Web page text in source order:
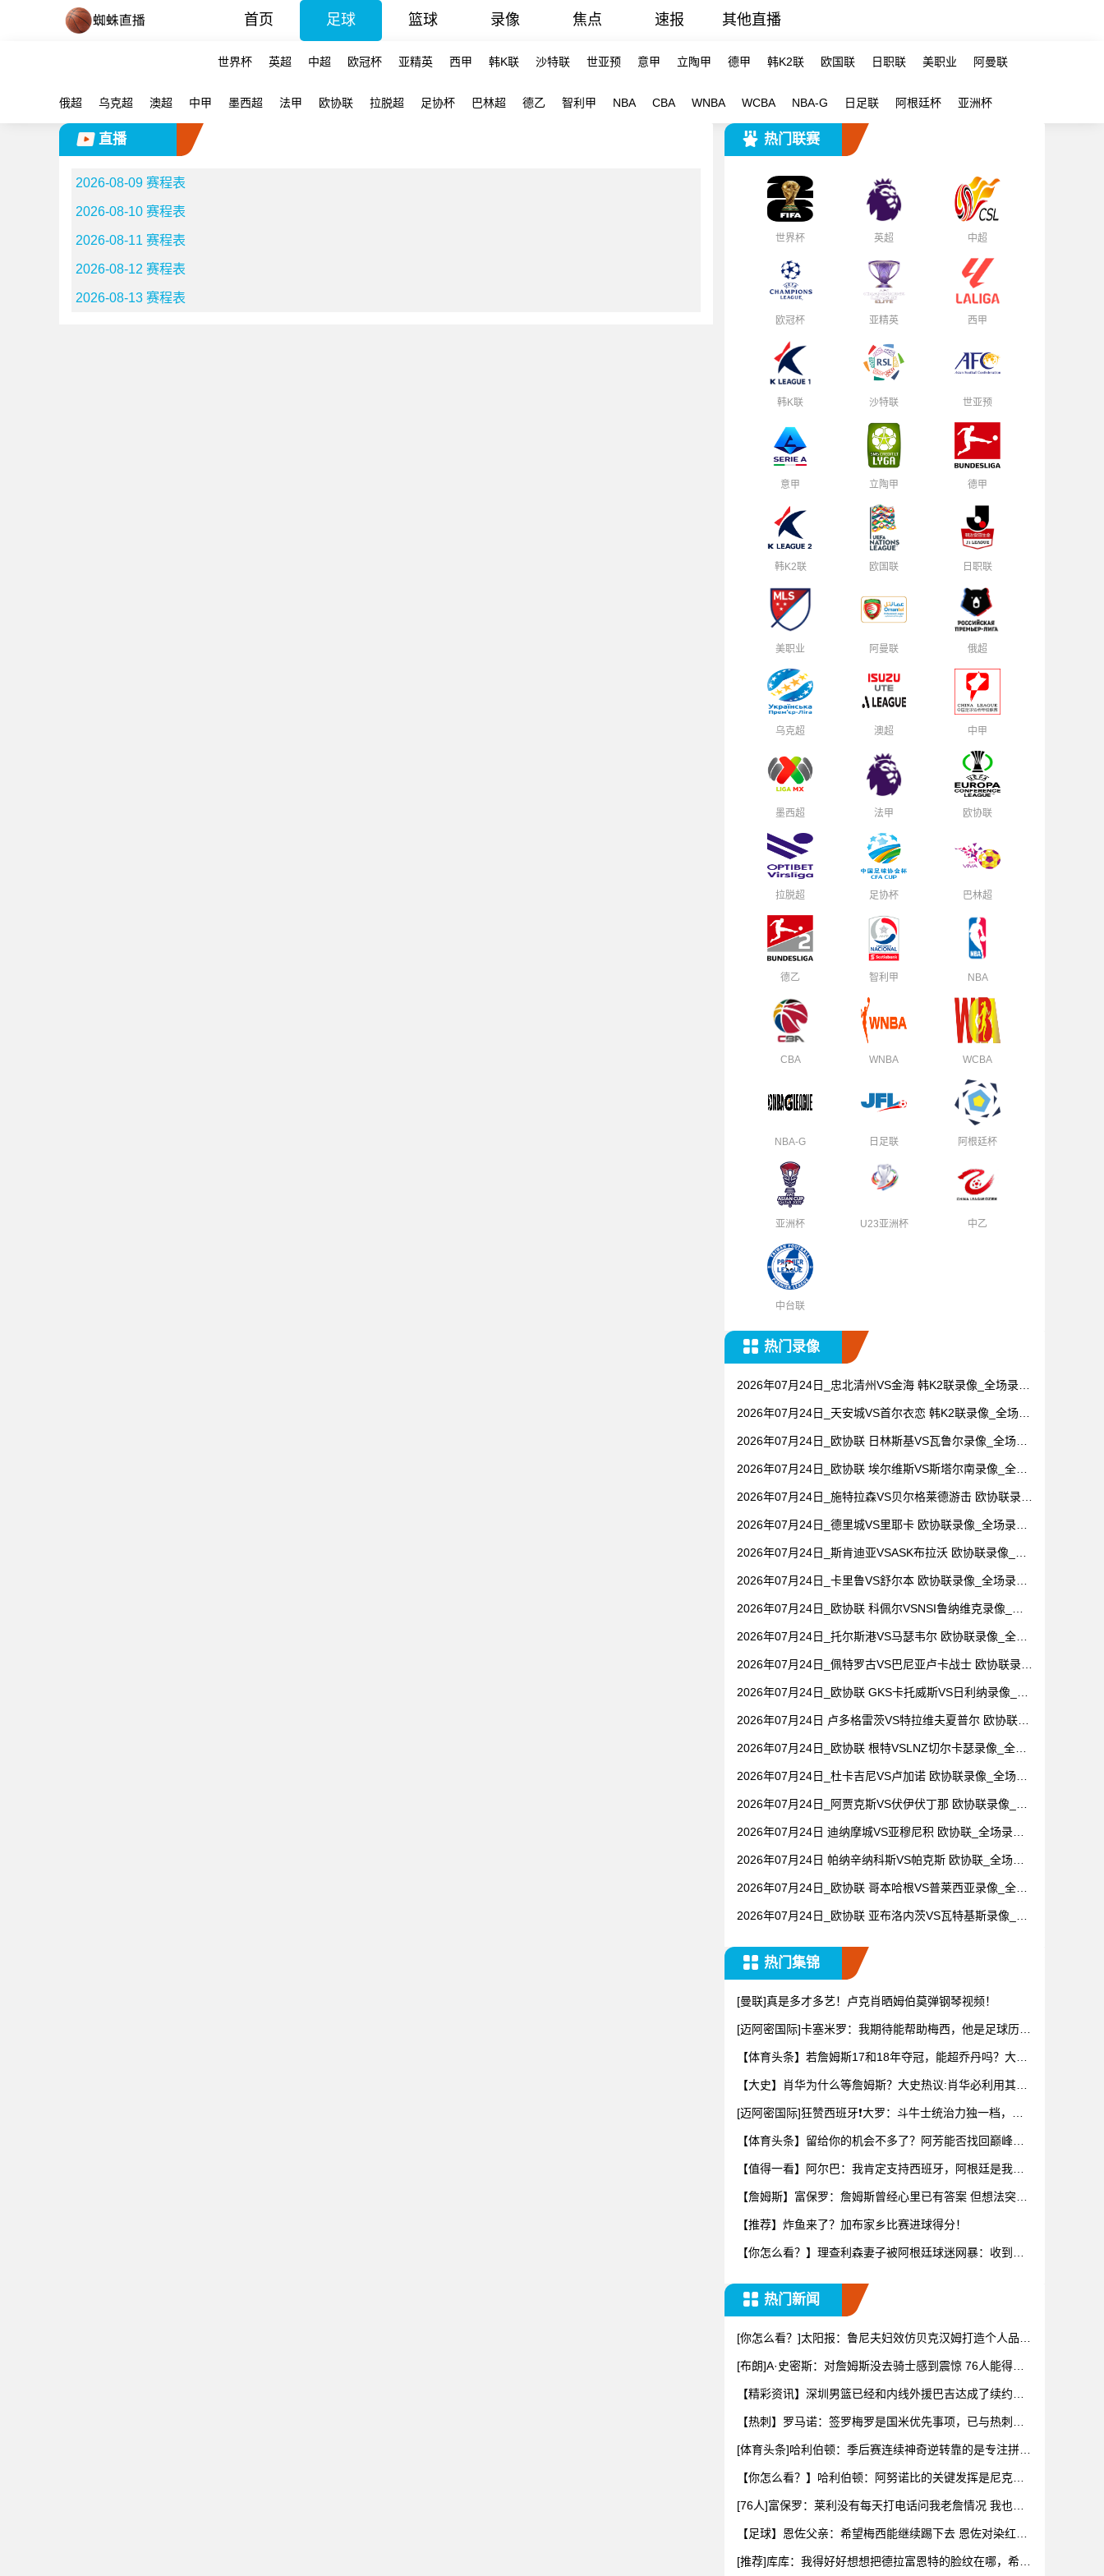
首页 足球 篮球 录像 焦点 速报 其他直播
世界杯 英超 中超 欧冠杯 亚精英 西甲 韩K联 沙特联 世亚预 意甲 立陶甲 德甲 韩K2联 欧国联 日职联 美职业 阿曼联
俄超 乌克超 澳超 中甲 墨西超 法甲 欧协联 拉脱超 足协杯 巴林超 德乙 智利甲 NBA CBA WNBA WCBA NBA-G 日足联 阿根廷杯 亚洲杯
直播
2026-08-09 赛程表
2026-08-10 赛程表
2026-08-11 赛程表
2026-08-12 赛程表
2026-08-13 赛程表
热门联赛
世界杯 英超 中超
欧冠杯 亚精英 西甲
韩K联 沙特联 世亚预
意甲 立陶甲 德甲
韩K2联 欧国联 日职联
美职业 阿曼联 俄超
乌克超 澳超 中甲
墨西超 法甲 欧协联
拉脱超 足协杯 巴林超
德乙 智利甲 NBA
CBA WNBA WCBA
NBA-G 日足联 阿根廷杯
亚洲杯 U23亚洲杯 中乙
中台联
热门录像
2026年07月24日_忠北清州VS金海 韩K2联录像_全场录像
2026年07月24日_天安城VS首尔衣恋 韩K2联录像_全场录
2026年07月24日_欧协联 日林斯基VS瓦鲁尔录像_全场录
2026年07月24日_欧协联 埃尔维斯VS斯塔尔南录像_全场
2026年07月24日_施特拉森VS贝尔格莱德游击 欧协联录像
2026年07月24日_德里城VS里耶卡 欧协联录像_全场录像
2026年07月24日_斯肯迪亚VSASK布拉沃 欧协联录像_全
2026年07月24日_卡里鲁VS舒尔本 欧协联录像_全场录像
2026年07月24日_欧协联 科佩尔VSNSI鲁纳维克录像_全
2026年07月24日_托尔斯港VS马瑟韦尔 欧协联录像_全场
2026年07月24日_佩特罗古VS巴尼亚卢卡战士 欧协联录像
2026年07月24日_欧协联 GKS卡托威斯VS日利纳录像_高
2026年07月24日 卢多格雷茨VS特拉维夫夏普尔 欧协联_
2026年07月24日_欧协联 根特VSLNZ切尔卡瑟录像_全场
2026年07月24日_杜卡吉尼VS卢加诺 欧协联录像_全场录
2026年07月24日_阿贾克斯VS伏伊伏丁那 欧协联录像_全
2026年07月24日 迪纳摩城VS亚穆尼积 欧协联_全场录像
2026年07月24日 帕纳辛纳科斯VS帕克斯 欧协联_全场录
2026年07月24日_欧协联 哥本哈根VS普莱西亚录像_全场
2026年07月24日_欧协联 亚布洛内茨VS瓦特基斯录像_全
热门集锦
[曼联]真是多才多艺！卢克肖晒姆伯莫弹钢琴视频！
[迈阿密国际]卡塞米罗：我期待能帮助梅西，他是足球历史
【体育头条】若詹姆斯17和18年夺冠，能超乔丹吗？大史
【大史】肖华为什么等詹姆斯？大史热议:肖华必利用其商
[迈阿密国际]狂赞西班牙❗大罗：斗牛士统治力独一档，阿
【体育头条】留给你的机会不多了？阿芳能否找回巅峰期
【值得一看】阿尔巴：我肯定支持西班牙，阿根廷是我为
【詹姆斯】富保罗：詹姆斯曾经心里已有答案 但想法突然
【推荐】炸鱼来了？加布家乡比赛进球得分！
【你怎么看？】理查利森妻子被阿根廷球迷网暴：收到数
热门新闻
[你怎么看？]太阳报：鲁尼夫妇效仿贝克汉姆打造个人品
[布朗]A·史密斯：对詹姆斯没去骑士感到震惊 76人能得到
【精彩资讯】深圳男篮已经和内线外援巴吉达成了续约一
【热刺】罗马诺：签罗梅罗是国米优先事项，已与热刺以
[体育头条]哈利伯顿：季后赛连续神奇逆转靠的是专注拼下
【你怎么看？】哈利伯顿：阿努诺比的关键发挥是尼克斯
[76人]富保罗：莱利没有每天打电话问我老詹情况 我也告
【足球】恩佐父亲：希望梅西能继续踢下去 恩佐对染红离
[推荐]库库：我得好好想想把德拉富恩特的脸纹在哪，希望